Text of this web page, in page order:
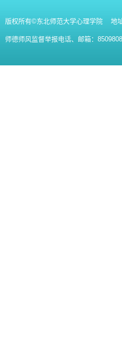
版权所有©东北师范大学心理学院 地
师德师风监督举报电话、邮箱：